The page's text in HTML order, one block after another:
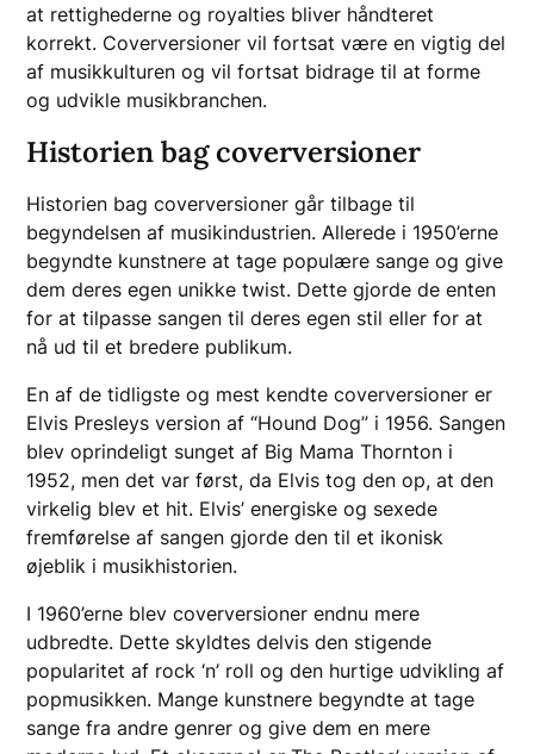
at rettighederne og royalties bliver håndteret
korrekt. Coverversioner vil fortsat være en vigtig del
af musikkulturen og vil fortsat bidrage til at forme
og udvikle musikbranchen.
Historien bag coverversioner
Historien bag coverversioner går tilbage til
begyndelsen af musikindustrien. Allerede i 1950’erne
begyndte kunstnere at tage populære sange og give
dem deres egen unikke twist. Dette gjorde de enten
for at tilpasse sangen til deres egen stil eller for at
nå ud til et bredere publikum.
En af de tidligste og mest kendte coverversioner er
Elvis Presleys version af “Hound Dog” i 1956. Sangen
blev oprindeligt sunget af Big Mama Thornton i
1952, men det var først, da Elvis tog den op, at den
virkelig blev et hit. Elvis’ energiske og sexede
fremførelse af sangen gjorde den til et ikonisk
øjeblik i musikhistorien.
I 1960’erne blev coverversioner endnu mere
udbredte. Dette skyldtes delvis den stigende
popularitet af rock ‘n’ roll og den hurtige udvikling af
popmusikken. Mange kunstnere begyndte at tage
sange fra andre genrer og give dem en mere